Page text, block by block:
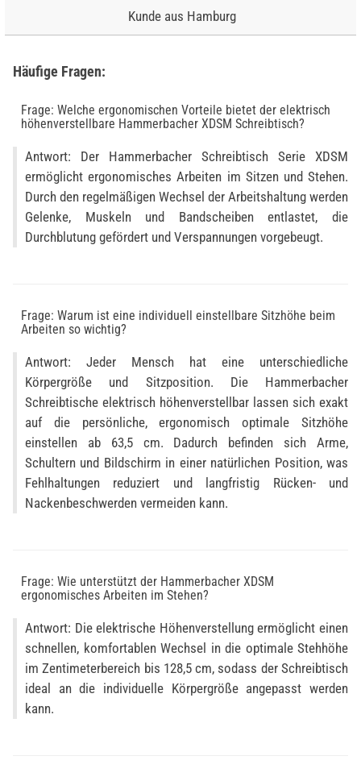
Kunde aus Hamburg
Häufige Fragen:
Frage: Welche ergonomischen Vorteile bietet der elektrisch
höhenverstellbare Hammerbacher XDSM Schreibtisch?
Antwort: Der Hammerbacher Schreibtisch Serie XDSM
ermöglicht ergonomisches Arbeiten im Sitzen und Stehen.
Durch den regelmäßigen Wechsel der Arbeitshaltung werden
Gelenke, Muskeln und Bandscheiben entlastet, die
Durchblutung gefördert und Verspannungen vorgebeugt.
Frage: Warum ist eine individuell einstellbare Sitzhöhe beim
Arbeiten so wichtig?
Antwort: Jeder Mensch hat eine unterschiedliche
Körpergröße und Sitzposition. Die Hammerbacher
Schreibtische elektrisch höhenverstellbar lassen sich exakt
auf die persönliche, ergonomisch optimale Sitzhöhe
einstellen ab 63,5 cm. Dadurch befinden sich Arme,
Schultern und Bildschirm in einer natürlichen Position, was
Fehlhaltungen reduziert und langfristig Rücken- und
Nackenbeschwerden vermeiden kann.
Frage: Wie unterstützt der Hammerbacher XDSM
ergonomisches Arbeiten im Stehen?
Antwort: Die elektrische Höhenverstellung ermöglicht einen
schnellen, komfortablen Wechsel in die optimale Stehhöhe
im Zentimeterbereich bis 128,5 cm, sodass der Schreibtisch
ideal an die individuelle Körpergröße angepasst werden
kann.